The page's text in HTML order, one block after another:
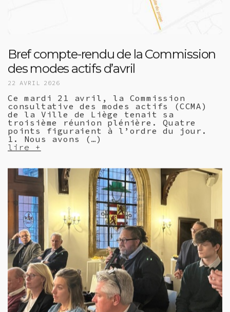
Bref compte-rendu de la Commission
des modes actifs d’avril
22 AVRIL 2026
Ce mardi 21 avril, la Commission
consultative des modes actifs (CCMA)
de la Ville de Liège tenait sa
troisième réunion plénière. Quatre
points figuraient à l’ordre du jour.
1. Nous avons (…)
lire +